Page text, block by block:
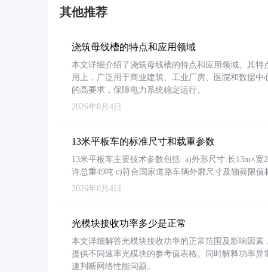
其他推荐
浇筑母线槽的特点和应用领域
本文详细介绍了浇筑母线槽的特点和应用领域。其
用上，广泛用于商业建筑、工业厂房、医院和数据
的高要求，保障电力系统稳定运行。
2026年8月4日
13米平板车的标准尺寸和载重参数
13米平板车主要技术参数包括: a)外形尺寸:长13m×
许总重49吨 c)符合国家道路车辆外廓尺寸及轴荷限值
2026年8月4日
光模块接收功率多少是正常
本文详细解答光模块接收功率的正常范围及影响因
提供不同速率光模块的参考值表格。同时解释功率
速判断网络性能问题。